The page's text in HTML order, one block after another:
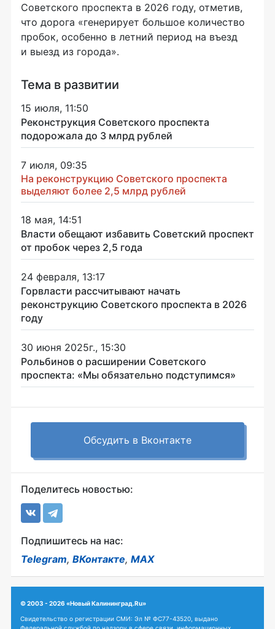
Советского проспекта в 2026 году, отметив,
что дорога «генерирует большое количество
пробок, особенно в летний период на въезд
и выезд из города».
Тема в развитии
15 июля, 11:50
Реконструкция Советского проспекта
подорожала до 3 млрд рублей
7 июля, 09:35
На реконструкцию Советского проспекта
выделяют более 2,5 млрд рублей
18 мая, 14:51
Власти обещают избавить Советский проспект
от пробок через 2,5 года
24 февраля, 13:17
Горвласти рассчитывают начать
реконструкцию Советского проспекта в 2026
году
30 июня 2025г., 15:30
Рольбинов о расширении Советского
проспекта: «Мы обязательно подступимся»
Обсудить в Вконтакте
Поделитесь новостью:
Подпишитесь на нас:
Telegram, ВКонтакте, MAX
© 2003 - 2026 «Новый Калининград.Ru»
Свидетельство о регистрации СМИ: Эл № ФС77-43520, выдано